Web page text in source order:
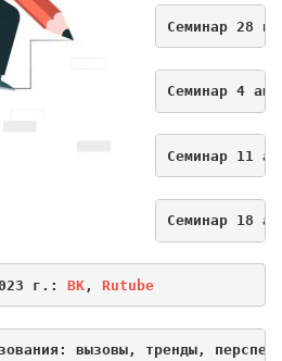
Семинар 28
Семинар 4
Семинар 11
Семинар 18
г.: ВК, Rutube
вызовы, тренды,